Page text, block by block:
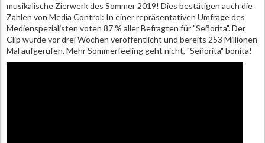
musikalische Zierwerk des Sommer 2019! Dies bestätigen auch die
Zahlen von Media Control: In einer repräsentativen Umfrage des
Medienspezialisten voten 87 % aller Befragten für "Señorita". Der
Clip wurde vor drei Wochen veröffentlicht und bereits 253 Millionen
Mal aufgerufen. Mehr Sommerfeeling geht nicht, "Señorita" bonita!